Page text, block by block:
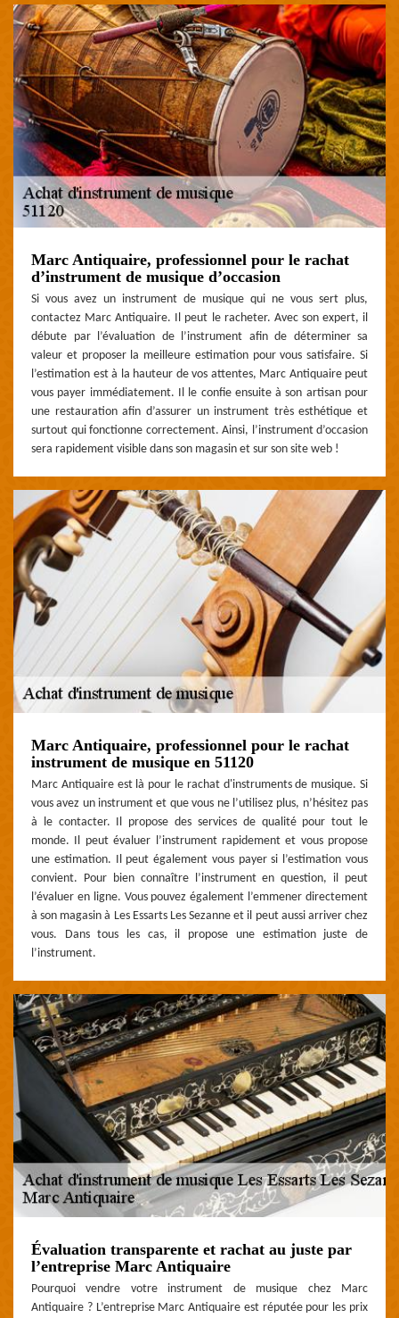
Marc Antiquaire, professionnel pour le rachat
d’instrument de musique d’occasion
Si vous avez un instrument de musique qui ne vous sert plus,
contactez Marc Antiquaire. Il peut le racheter. Avec son expert, il
débute par l’évaluation de l’instrument afin de déterminer sa
valeur et proposer la meilleure estimation pour vous satisfaire. Si
l’estimation est à la hauteur de vos attentes, Marc Antiquaire peut
vous payer immédiatement. Il le confie ensuite à son artisan pour
une restauration afin d’assurer un instrument très esthétique et
surtout qui fonctionne correctement. Ainsi, l’instrument d’occasion
sera rapidement visible dans son magasin et sur son site web !
Marc Antiquaire, professionnel pour le rachat
instrument de musique en 51120
Marc Antiquaire est là pour le rachat d'instruments de musique. Si
vous avez un instrument et que vous ne l’utilisez plus, n’hésitez pas
à le contacter. Il propose des services de qualité pour tout le
monde. Il peut évaluer l’instrument rapidement et vous propose
une estimation. Il peut également vous payer si l’estimation vous
convient. Pour bien connaître l’instrument en question, il peut
l’évaluer en ligne. Vous pouvez également l’emmener directement
à son magasin à Les Essarts Les Sezanne et il peut aussi arriver chez
vous. Dans tous les cas, il propose une estimation juste de
l’instrument.
Évaluation transparente et rachat au juste par
l’entreprise Marc Antiquaire
Pourquoi vendre votre instrument de musique chez Marc
Antiquaire ? L’entreprise Marc Antiquaire est réputée pour les prix